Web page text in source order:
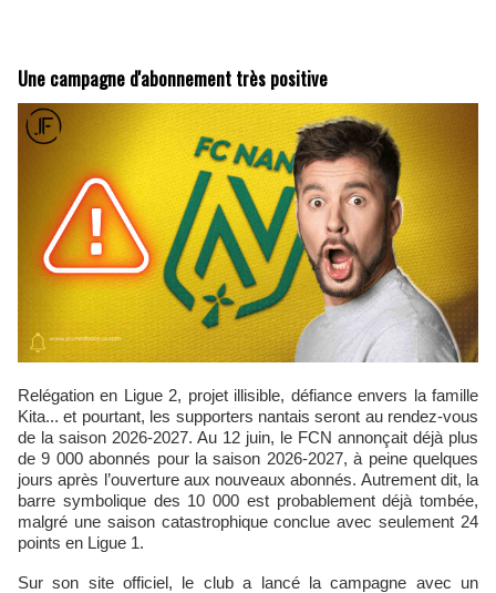
Une campagne d'abonnement très positive
Relégation en Ligue 2, projet illisible, défiance envers la famille
Kita... et pourtant, les supporters nantais seront au rendez-vous
de la saison 2026-2027. Au 12 juin, le FCN annonçait déjà plus
de 9 000 abonnés pour la saison 2026-2027, à peine quelques
jours après l’ouverture aux nouveaux abonnés. Autrement dit, la
barre symbolique des 10 000 est probablement déjà tombée,
malgré une saison catastrophique conclue avec seulement 24
points en Ligue 1.
Sur son site officiel, le club a lancé la campagne avec un